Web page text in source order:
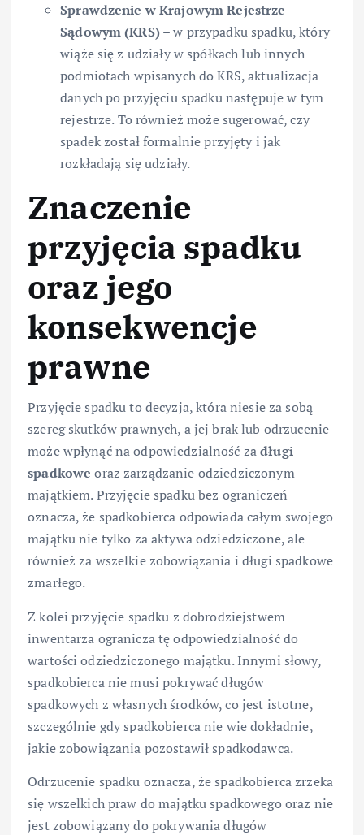
Sprawdzenie w Krajowym Rejestrze
Sądowym (KRS)– w przypadku spadku, który
wiąże się z udziały w spółkach lub innych
podmiotach wpisanych do KRS, aktualizacja
danych po przyjęciu spadku następuje w tym
rejestrze. To również może sugerować, czy
spadek został formalnie przyjęty i jak
rozkładają się udziały.
Znaczenie
przyjęcia spadku
oraz jego
konsekwencje
prawne
Przyjęcie spadku to decyzja, która niesie za sobą
szereg skutków prawnych, a jej brak lub odrzucenie
może wpłynąć na odpowiedzialność zadługi
spadkowe oraz zarządzanie odziedziczonym
majątkiem. Przyjęcie spadku bez ograniczeń
oznacza, że spadkobierca odpowiada całym swojego
majątku nie tylko za aktywa odziedziczone, ale
również za wszelkie zobowiązania i długi spadkowe
zmarłego.
Z kolei przyjęcie spadku z dobrodziejstwem
inwentarza ogranicza tę odpowiedzialność do
wartości odziedziczonego majątku. Innymi słowy,
spadkobierca nie musi pokrywać długów
spadkowych z własnych środków, co jest istotne,
szczególnie gdy spadkobierca nie wie dokładnie,
jakie zobowiązania pozostawił spadkodawca.
Odrzucenie spadku oznacza, że spadkobierca zrzeka
się wszelkich praw do majątku spadkowego oraz nie
jest zobowiązany do pokrywania długów